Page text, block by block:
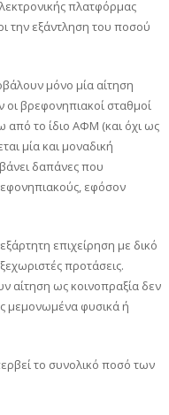
πλατφόρμας
την εξάντληση του ποσού
μόνο μία αίτηση
βρεφονηπιακοί σταθμοί
από το ίδιο ΑΦΜ (και όχι ως
μία και μοναδική
δαπάνες που
εφόσον
επιχείρηση με δικό
προτάσεις.
αίτηση ως κοινοπραξία δεν
μεμονωμένα φυσικά ή
το συνολικό ποσό των